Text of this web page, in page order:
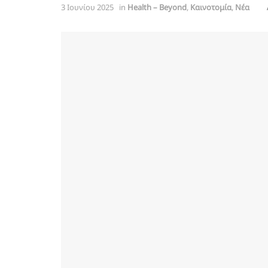
3 Ιουνίου 2025 in Health – Beyond, Καινοτομία, Νέα